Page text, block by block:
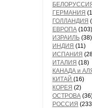
ГЕРМАНИЯ
ГОЛЛАНДИЯ
ЕВРОПА (103)
ИЗРАИЛЬ (38)
ИНДИЯ (11)
ИСПАНИЯ
ИТАЛИЯ (18)
КАНАДА и
КИТАЙ (16)
КОРЕЯ (2)
ОСТРОВА
РОССИЯ